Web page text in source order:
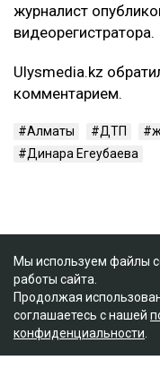
журналист
видеорегистратора.
Ulysmedia.kz
комментарием.
Алматы ДТП
Динара Егеубаева
Мы используем файлы
работы сайта.
Продолжая
соглашаетесь с нашей
конфиденциальности